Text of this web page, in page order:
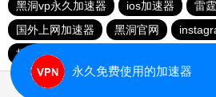
黑洞vp永久加速器
ios加速器
雷
国外上网加速器
黑洞官网
极光vqn官网
永久免费使用的加速器